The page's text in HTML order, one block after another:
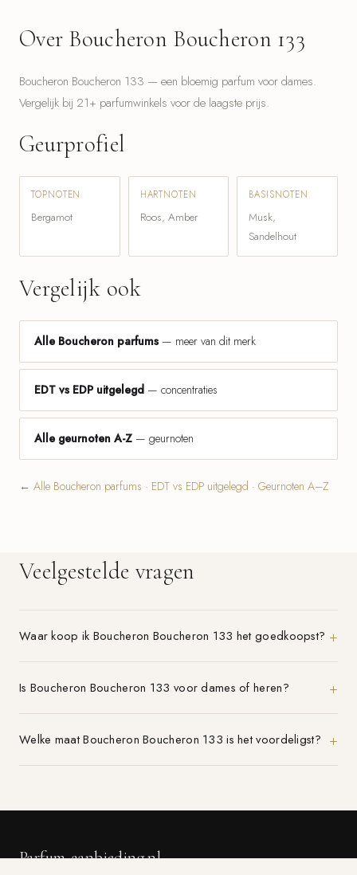
Over Boucheron Boucheron 133
Boucheron Boucheron 133 — een bloemig parfum voor dames.
Vergelijk bij 21+ parfumwinkels voor de laagste prijs.
Geurprofiel
TOPNOTEN
Bergamot
HARTNOTEN
Roos, Amber
BASISNOTEN
Musk,
Sandelhout
Vergelijk ook
Alle Boucheron parfums — meer van dit merk
EDT vs EDP uitgelegd — concentraties
Alle geurnoten A-Z — geurnoten
← Alle Boucheron parfums · EDT vs EDP uitgelegd · Geurnoten A–Z
Veelgestelde vragen
Waar koop ik Boucheron Boucheron 133 het goedkoopst?
Is Boucheron Boucheron 133 voor dames of heren?
Welke maat Boucheron Boucheron 133 is het voordeligst?
Parfum-aanbieding.nl